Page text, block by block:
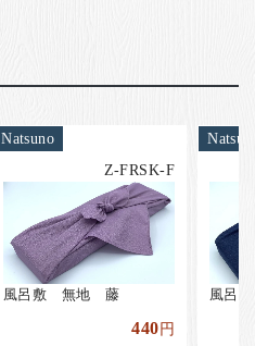
Natsuno
Z-FRSK-F
風呂敷 無地 藤
440円
風呂